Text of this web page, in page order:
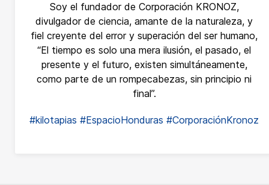
Soy el fundador de Corporación KRONOZ,
divulgador de ciencia, amante de la naturaleza, y
fiel creyente del error y superación del ser humano,
“El tiempo es solo una mera ilusión, el pasado, el
presente y el futuro, existen simultáneamente,
como parte de un rompecabezas, sin principio ni
final”.
#kilotapias #EspacioHonduras #CorporaciónKronoz